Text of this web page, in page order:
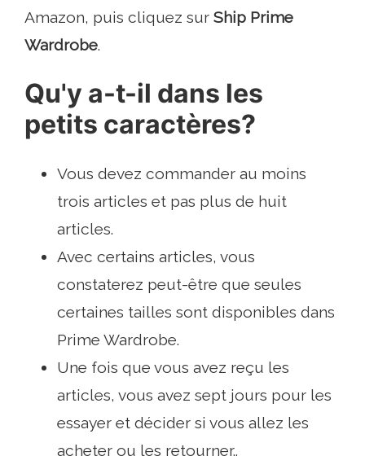
Amazon, puis cliquez sur Ship Prime
Wardrobe.
Qu'y a-t-il dans les
petits caractères?
Vous devez commander au moins
trois articles et pas plus de huit
articles.
Avec certains articles, vous
constaterez peut-être que seules
certaines tailles sont disponibles dans
Prime Wardrobe.
Une fois que vous avez reçu les
articles, vous avez sept jours pour les
essayer et décider si vous allez les
acheter ou les retourner..